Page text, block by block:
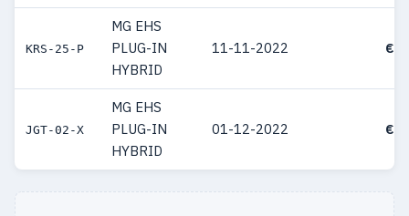
KRS-25-P
MG EHS
PLUG-IN
HYBRID
11-11-2022 €
JGT-02-X
MG EHS
PLUG-IN
HYBRID
01-12-2022 €